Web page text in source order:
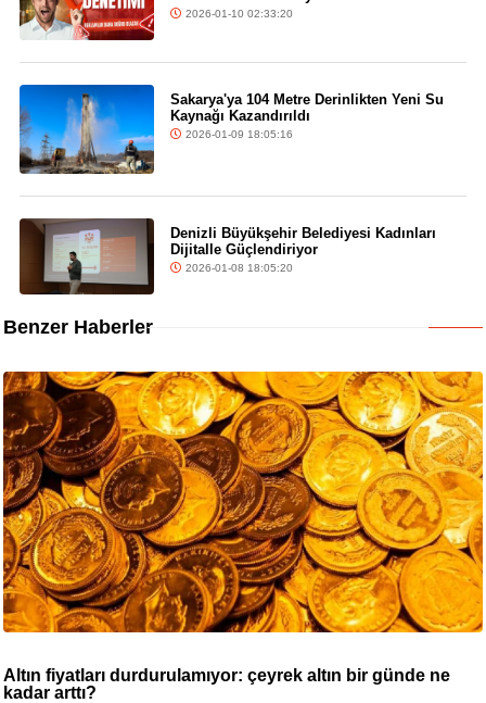
2026-01-10 02:33:20
Sakarya'ya 104 Metre Derinlikten Yeni Su
Kaynağı Kazandırıldı
2026-01-09 18:05:16
Denizli Büyükşehir Belediyesi Kadınları
Dijitalle Güçlendiriyor
2026-01-08 18:05:20
Benzer Haberler
Altın fiyatları durdurulamıyor: çeyrek altın bir günde ne
kadar arttı?